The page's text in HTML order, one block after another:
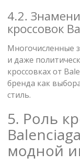
4.2.
кроссовок
Многочисленные
и даже
кроссовках от
бренда как
стиль.
5. Роль
модной